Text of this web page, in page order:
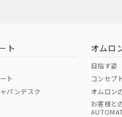
ト
ト
パンデスク
オムロ
目指す姿
コンセプ
オムロン
お客様と